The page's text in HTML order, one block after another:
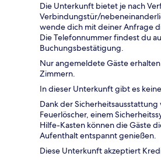
Die Unterkunft bietet je nach
Verbindungstür/
wende dich mit deiner Anfrage
Die Telefonnummer findest du
Buchungsbestätigung.
Nur angemeldete Gäste
Zimmern.
In dieser Unterkunft gibt es
Dank der
Feuerlöscher, einem
Hilfe-Kasten können die Gäste
Aufenthalt entspannt genießen.
Diese Unterkunft akzeptiert